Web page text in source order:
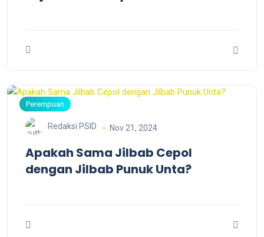
Perempuan
Redaksi PSID Nov 21, 2024
Apakah Sama Jilbab Cepol
dengan Jilbab Punuk Unta?